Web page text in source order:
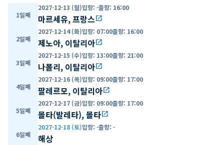
1일째
2027-12-13 (월)입항: -출항: 16:00
마르세유, 프랑스open_in_new
2일째
2027-12-14 (화)입항: 07:00출항: 16:00
제노아, 이탈리아open_in_new
3일째
2027-12-15 (수)입항: 13:00출항: 21:00
나폴리, 이탈리아open_in_new
4일째
2027-12-16 (목)입항: 09:00출항: 17:00
팔레르모, 이탈리아open_in_new
5일째
2027-12-17 (금)입항: 09:00출항: 17:00
몰타(발레타), 몰타open_in_new
6일째
2027-12-18 (토)입항: -출항: -
해상